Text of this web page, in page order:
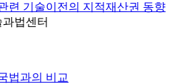
련 기술이전의 지적재산권 동향
법센터
법과의 비교